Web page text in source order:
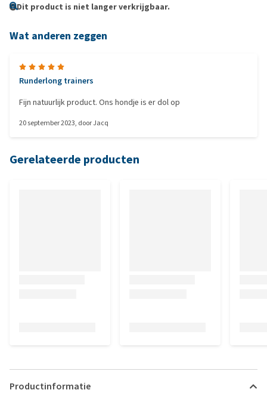
Dit product is niet langer verkrijgbaar.
Wat anderen zeggen
Runderlong trainers
Fijn natuurlijk product. Ons hondje is er dol op
20 september 2023, doorJacq
Gerelateerde producten
Productinformatie